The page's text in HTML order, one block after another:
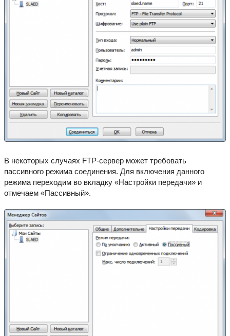
В некоторых случаях FTP-сервер может требовать
пассивного режима соединения. Для включения данного
режима переходим во вкладку «Настройки передачи» и
отмечаем «Пассивный».